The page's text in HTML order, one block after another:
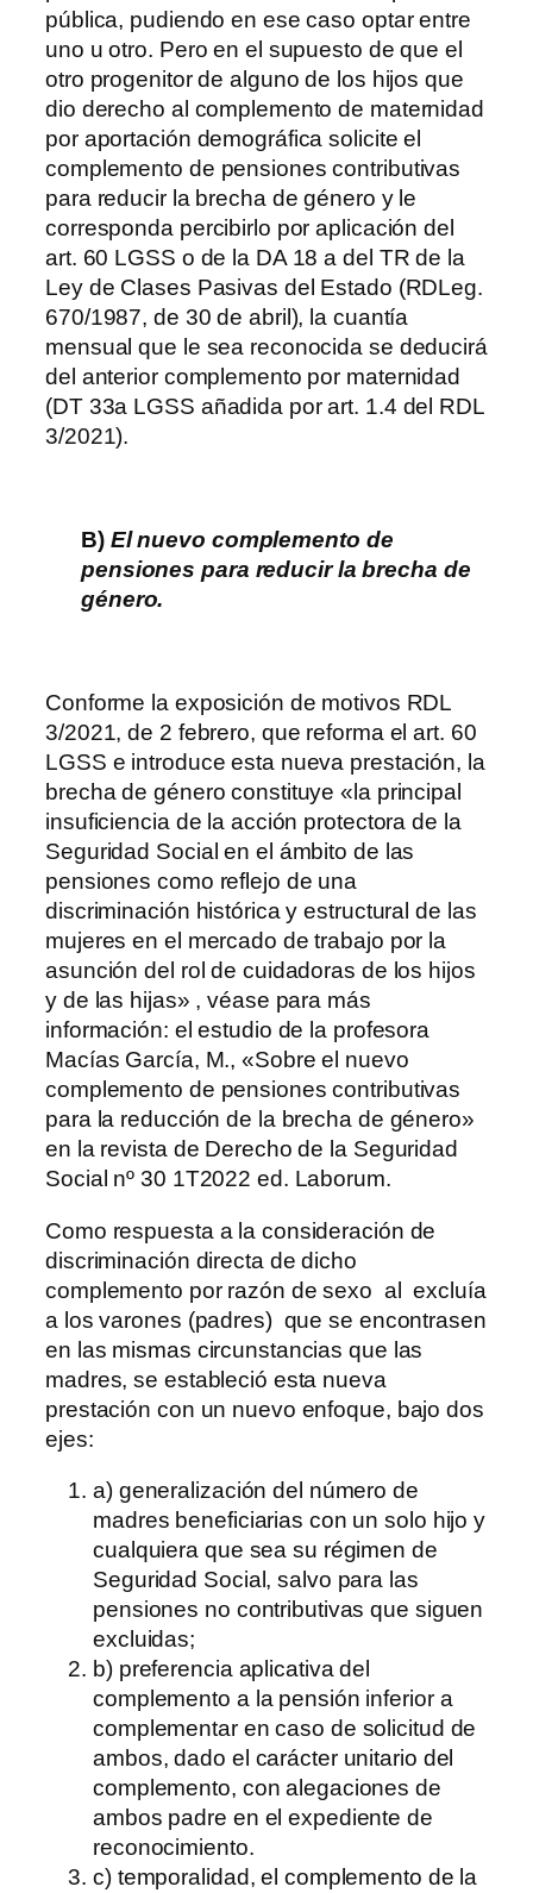
pública, pudiendo en ese caso optar entre
uno u otro. Pero en el supuesto de que el
otro progenitor de alguno de los hijos que
dio derecho al complemento de maternidad
por aportación demográfica solicite el
complemento de pensiones contributivas
para reducir la brecha de género y le
corresponda percibirlo por aplicación del
art. 60 LGSS o de la DA 18 a del TR de la
Ley de Clases Pasivas del Estado (RDLeg.
670/1987, de 30 de abril), la cuantía
mensual que le sea reconocida se deducirá
del anterior complemento por maternidad
(DT 33a LGSS añadida por art. 1.4 del RDL
3/2021).
B) El nuevo complemento de
pensiones para reducir la brecha de
género.
Conforme la exposición de motivos RDL
3/2021, de 2 febrero, que reforma el art. 60
LGSS e introduce esta nueva prestación, la
brecha de género constituye «la principal
insuficiencia de la acción protectora de la
Seguridad Social en el ámbito de las
pensiones como reflejo de una
discriminación histórica y estructural de las
mujeres en el mercado de trabajo por la
asunción del rol de cuidadoras de los hijos
y de las hijas» , véase para más
información: el estudio de la profesora
Macías García, M., «Sobre el nuevo
complemento de pensiones contributivas
para la reducción de la brecha de género»
en la revista de Derecho de la Seguridad
Social nº 30 1T2022 ed. Laborum.
Como respuesta a la consideración de
discriminación directa de dicho
complemento por razón de sexo al excluía
a los varones (padres) que se encontrasen
en las mismas circunstancias que las
madres, se estableció esta nueva
prestación con un nuevo enfoque, bajo dos
ejes:
a) generalización del número de
madres beneficiarias con un solo hijo y
cualquiera que sea su régimen de
Seguridad Social, salvo para las
pensiones no contributivas que siguen
excluidas;
b) preferencia aplicativa del
complemento a la pensión inferior a
complementar en caso de solicitud de
ambos, dado el carácter unitario del
complemento, con alegaciones de
ambos padre en el expediente de
reconocimiento.
c) temporalidad, el complemento de la